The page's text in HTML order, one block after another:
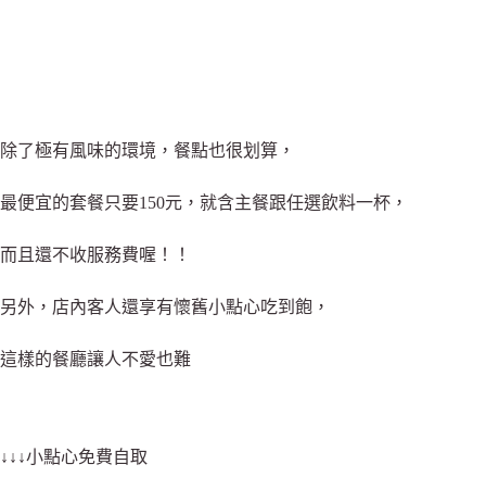
除了極有風味的環境，餐點也很划算，
最便宜的套餐只要150元，就含主餐跟任選飲料一杯，
而且還不收服務費喔！！
另外，店內客人還享有懷舊小點心吃到飽，
這樣的餐廳讓人不愛也難
↓↓↓小點心免費自取